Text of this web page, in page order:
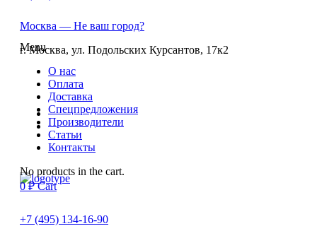
Menu
О нас
Оплата
Доставка
Спецпредложения
Производители
Статьи
Контакты
No products in the cart.
0₽ Cart
Москва — Не ваш город?
г. Москва, ул. Подольских Курсантов, 17к2
+7 (495) 134-16-90